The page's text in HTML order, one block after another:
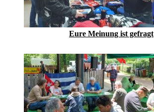
Eure Meinung ist gefragt